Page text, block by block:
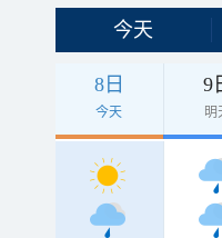
今天
8日
今天
9
明